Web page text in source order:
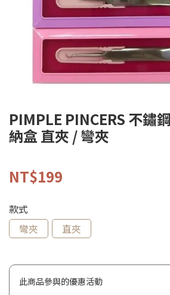
PIMPLE PINCERS 不鏽
納盒 直夾 / 彎夾
NT$199
款式
彎夾
直夾
此商品參與的優惠活動